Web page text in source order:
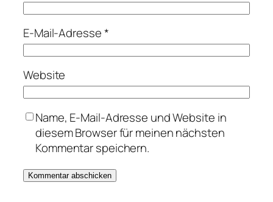
E-Mail-Adresse*
Website
Name, E-Mail-Adresse und Website in
diesem Browser für meinen nächsten
Kommentar speichern.